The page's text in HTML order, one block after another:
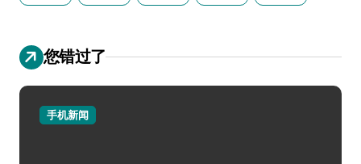
您错过了
手机新闻